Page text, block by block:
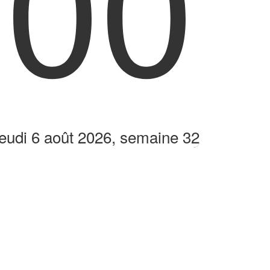
6 août 2026, semaine 32